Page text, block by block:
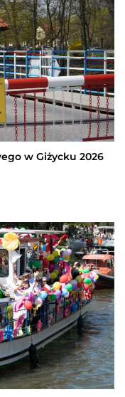
w Giżycku 2026